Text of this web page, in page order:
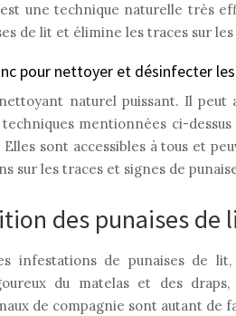
une technique naturelle très
de lit et élimine les traces sur les
pour nettoyer et désinfecter
naturel puissant. Il
mentionnées ci-
sont accessibles à tous et
sur les traces et signes de
des punaises de
infestations de punaises de
du matelas et des
de compagnie sont autant de